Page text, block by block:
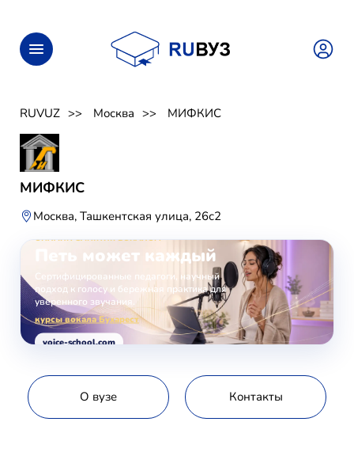
RUVUZ Москва МИФКИС
МИФКИС
Москва, Ташкентская улица, 26с2
ОНЛАЙН-ЗАНЯТИЯ ВОКАЛОМ
Петь может каждый
Сертифицированные педагоги, научный
подход к голосу и бережная практика для
уверенного звучания.
курсы вокала Бухарест
voice-school.com
О вузе Контакты